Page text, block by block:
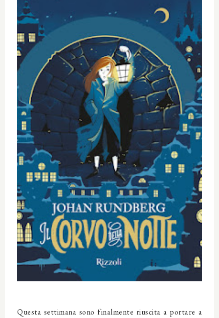
Questa settimana sono finalmente riuscita a portare a